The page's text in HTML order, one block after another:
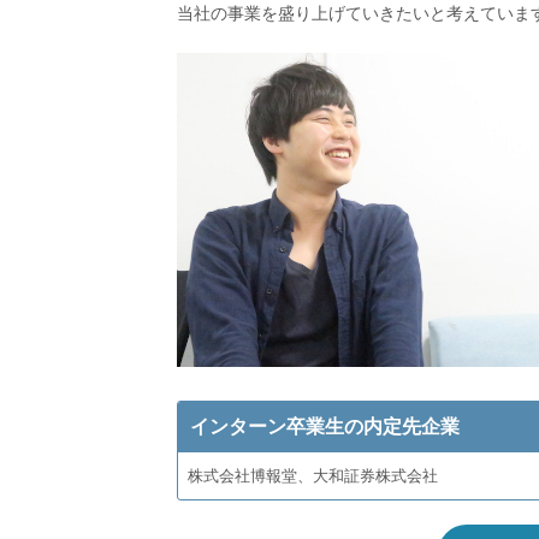
当社の事業を盛り上げていきたいと考えていま
インターン卒業生の内定先企業
株式会社博報堂、大和証券株式会社